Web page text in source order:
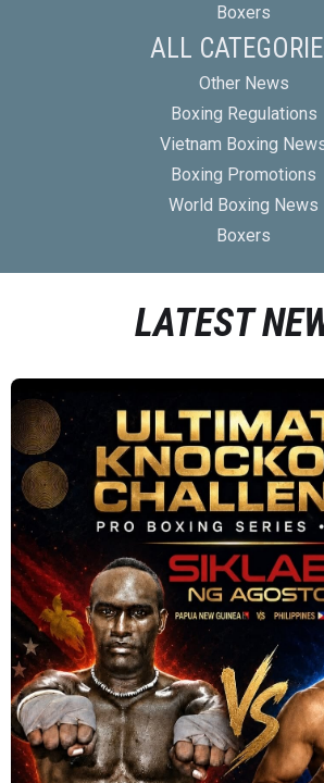
Boxers
ALL
Other News
Boxing Regulations
Vietnam Boxing
Boxing Promotions
World Boxing News
Boxers
LATEST